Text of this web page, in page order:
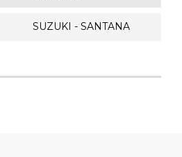
SUZUKI - SANTANA